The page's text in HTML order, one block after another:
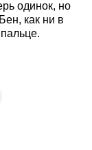
одинок, но
как ни в